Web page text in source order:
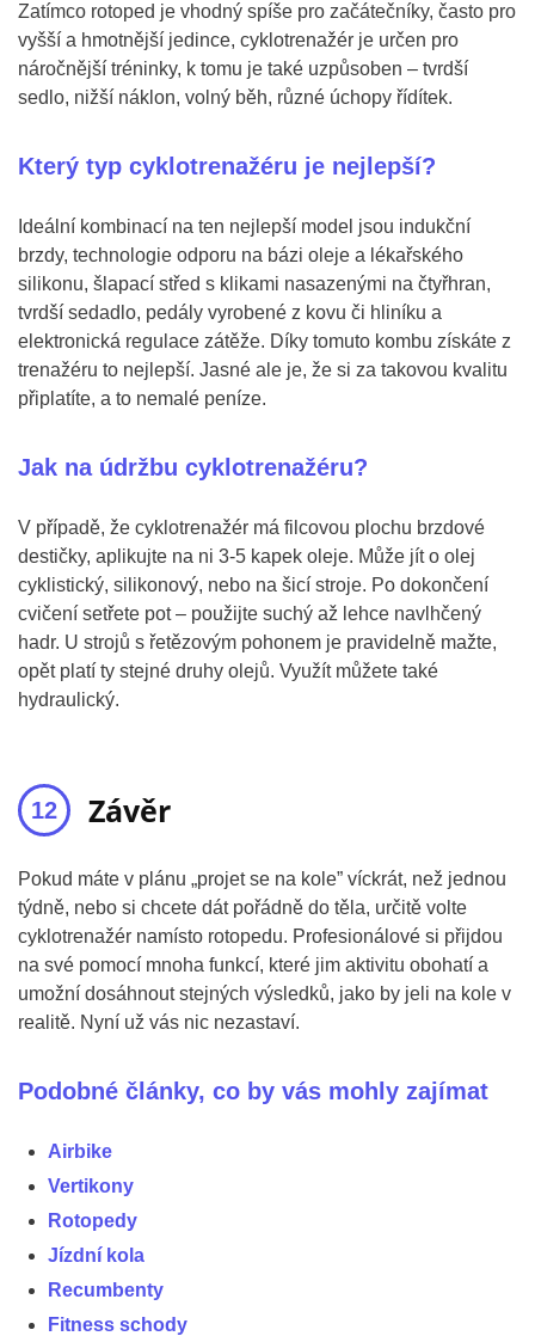
Zatímco rotoped je vhodný spíše pro začátečníky, často pro
vyšší a hmotnější jedince, cyklotrenažér je určen pro
náročnější tréninky, k tomu je také uzpůsoben – tvrdší
sedlo, nižší náklon, volný běh, různé úchopy řídítek.
Který typ cyklotrenažéru je nejlepší?
Ideální kombinací na ten nejlepší model jsou indukční
brzdy, technologie odporu na bázi oleje a lékařského
silikonu, šlapací střed s klikami nasazenými na čtyřhran,
tvrdší sedadlo, pedály vyrobené z kovu či hliníku a
elektronická regulace zátěže. Díky tomuto kombu získáte z
trenažéru to nejlepší. Jasné ale je, že si za takovou kvalitu
připlatíte, a to nemalé peníze.
Jak na údržbu cyklotrenažéru?
V případě, že cyklotrenažér má filcovou plochu brzdové
destičky, aplikujte na ni 3-5 kapek oleje. Může jít o olej
cyklistický, silikonový, nebo na šicí stroje. Po dokončení
cvičení setřete pot – použijte suchý až lehce navlhčený
hadr. U strojů s řetězovým pohonem je pravidelně mažte,
opět platí ty stejné druhy olejů. Využít můžete také
hydraulický.
Závěr
Pokud máte v plánu „projet se na kole” víckrát, než jednou
týdně, nebo si chcete dát pořádně do těla, určitě volte
cyklotrenažér namísto rotopedu. Profesionálové si přijdou
na své pomocí mnoha funkcí, které jim aktivitu obohatí a
umožní dosáhnout stejných výsledků, jako by jeli na kole v
realitě. Nyní už vás nic nezastaví.
Podobné články, co by vás mohly zajímat
Airbike
Vertikony
Rotopedy
Jízdní kola
Recumbenty
Fitness schody